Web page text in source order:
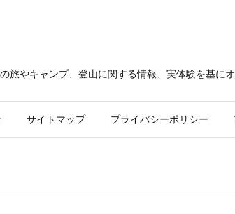
旅やキャンプ、登山に関する情報、実体験を基に
サイトマップ プライバシーポリシー